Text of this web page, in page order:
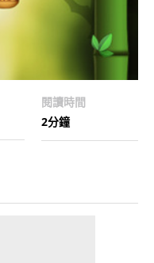
閱讀時間
2分鐘